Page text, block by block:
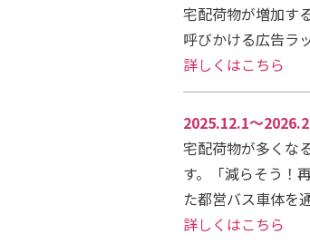
宅配荷物が増加す
呼びかける広告ラ
詳しくはこちら
2025.12.1～
宅配荷物が多くな
す。「減らそう！
た都営バス車体を
詳しくはこちら